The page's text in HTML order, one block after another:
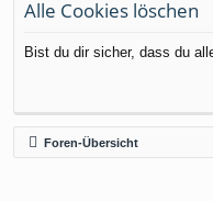
ug
rif
Alle Cookies löschen
Bist du dir sicher, dass du
Foren-Übersicht